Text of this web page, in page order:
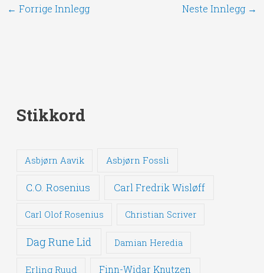
← Forrige Innlegg Neste Innlegg →
Stikkord
Asbjørn Aavik Asbjørn Fossli
C.O. Rosenius Carl Fredrik Wisløff
Carl Olof Rosenius Christian Scriver
Dag Rune Lid Damian Heredia
Erling Ruud Finn-Widar Knutzen